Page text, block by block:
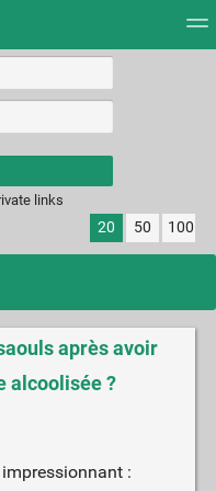
links
20 50 100
après avoir
alcoolisée ?
: